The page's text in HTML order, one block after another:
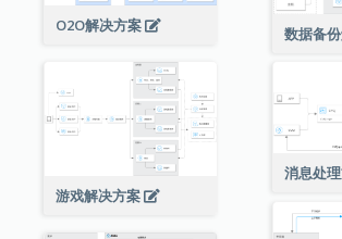
O2O解决方案 数据备
游戏解决方案
消息处